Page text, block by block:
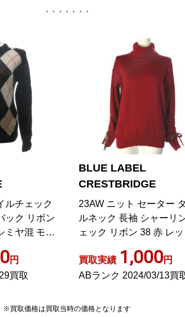
ルチェック
ック リボン
ミヤ混 モヘ
円
買取
BLUE LABEL
CRESTBRIDGE
23AW ニット セーター
ルネック 長袖 シャーリ
ェック リボン 38 赤 レッ
買取実績 1,000円
ABランク 2024/03/13買
※買取価格は買取当時の価格となります